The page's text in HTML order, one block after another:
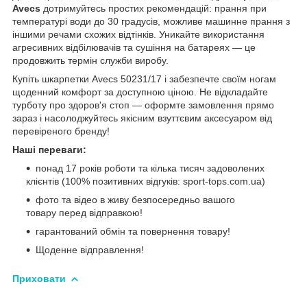
Avecs дотримуйтесь простих рекомендацій: прання при
температурі води до 30 градусів, можливе машинне прання з
іншими речами схожих відтінків. Уникайте використання
агресивних відбілювачів та сушіння на батареях — це
продовжить термін служби виробу.
Купіть шкарпетки Avecs 50231/17 і забезпечте своїм ногам
щоденний комфорт за доступною ціною. Не відкладайте
турботу про здоров'я стоп — оформте замовлення прямо
зараз і насолоджуйтесь якісним взуттєвим аксесуаром від
перевіреного бренду!
Наші переваги:
понад 17 років роботи та кілька тисяч задоволених
клієнтів (100% позитивних відгуків: sport-tops.com.ua)
фото та відео в живу безпосередньо вашого
товару перед відправкою!
гарантований обмін та повернення товару!
Щоденне відправлення!
Приховати